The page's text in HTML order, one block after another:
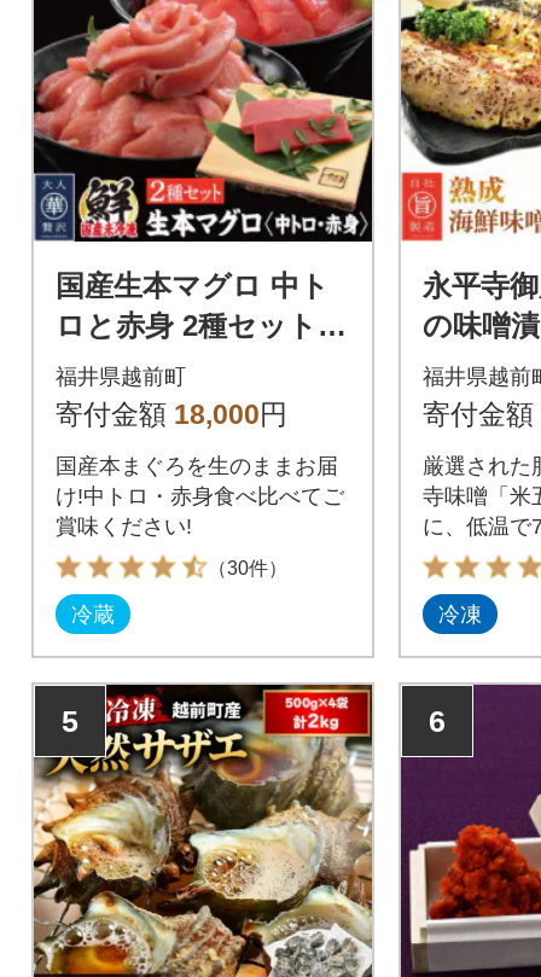
国産生本マグロ 中ト
ロと赤身 2種セット
合計300g
福井県越前町
寄付金額 18,000円
国産本まぐろを生のままお届
け!中トロ・赤身食べ比べてご
賞味ください!
（30件）
冷蔵
永平寺
の味噌
産庁長
福井県越前
寄付金額
厳選された
寺味噌「米
に、低温で
一品です。
冷凍
5 6